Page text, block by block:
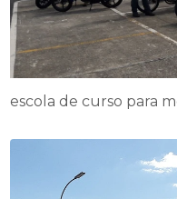
escola de curso para